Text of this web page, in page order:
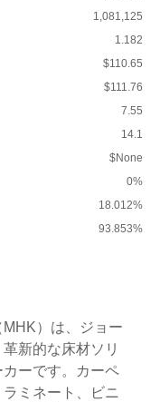
1,081,125
1.182
$110.65
$111.76
7.55
14.1
$None
0%
18.012%
93.853%
）は、ジョー
新的な床材ソリ
ーです。カーペ
ミネート、ビニ